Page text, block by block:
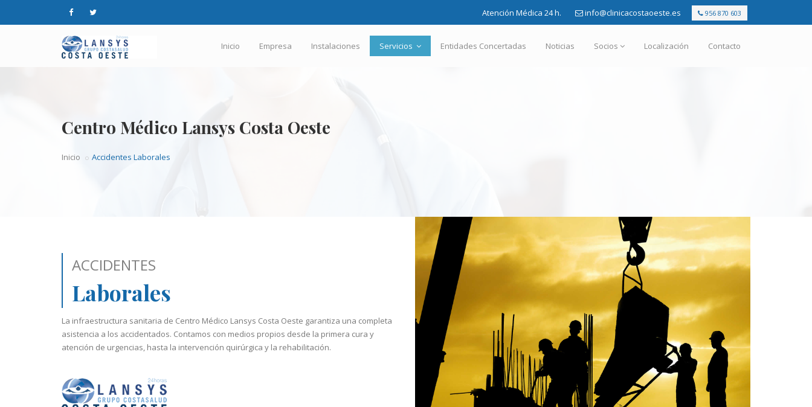
Atención Médica 24 h. info@clinicacostaoeste.es 956 870 603
Inicio Empresa Instalaciones Servicios Entidades Concertadas Noticias Socios Localización Contacto
Centro Médico Lansys Costa Oeste
Inicio Accidentes Laborales
ACCIDENTES
Laborales
La infraestructura sanitaria de Centro Médico Lansys Costa Oeste garantiza una completa
asistencia a los accidentados. Contamos con medios propios desde la primera cura y
atención de urgencias, hasta la intervención quirúrgica y la rehabilitación.